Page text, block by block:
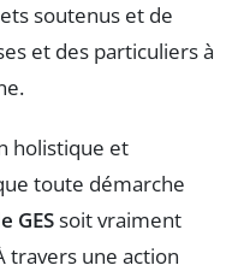
soutenus et de
et des particuliers à
holistique et
toute démarche
GESsoit vraiment
travers une action